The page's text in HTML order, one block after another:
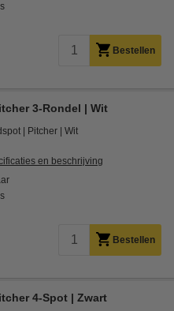
Bestellen
3-Rondel | Wit
Pitcher Wit
en beschrijving
Bestellen
4-Spot | Zwart